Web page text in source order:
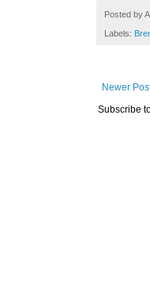
Posted by
Labels:
Newer
Subscribe